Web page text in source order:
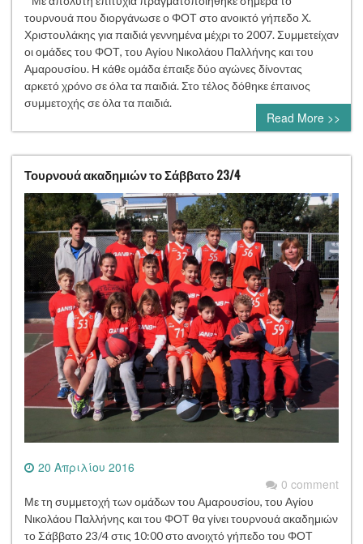
τουρνουά που διοργάνωσε ο ΦΟΤ στο ανοικτό γήπεδο Χ.
Χριστουλάκης για παιδιά γεννημένα μέχρι το 2007. Συμμετείχαν
οι ομάδες του ΦΟΤ, του Αγίου Νικολάου Παλλήνης και του
Αμαρουσίου. Η κάθε ομάδα έπαιξε δύο αγώνες δίνοντας
αρκετό χρόνο σε όλα τα παιδιά. Στο τέλος δόθηκε έπαινος
συμμετοχής σε όλα τα παιδιά.
Read More >>
Τουρνουά ακαδημιών το Σάββατο 23/4
20 Απριλίου 2016
0 comment
Με τη συμμετοχή των ομάδων του Αμαρουσίου, του Αγίου
Νικολάου Παλλήνης και του ΦΟΤ θα γίνει τουρνουά ακαδημιών
το Σάββατο 23/4 στις 10:00 στο ανοιχτό γήπεδο του ΦΟΤ